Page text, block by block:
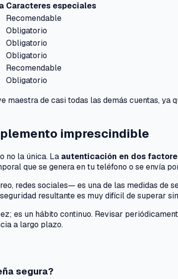
Caracteres especiales
Recomendable
Obligatorio
Obligatorio
Obligatorio
Recomendable
Obligatorio
de casi todas las demás cuentas,
imprescindible
no la única. La autenticación en dos
que se genera en tu teléfono o se envía
redes sociales— es una de las medidas de
resultante es muy difícil de superar
es un hábito continuo. Revisar
a largo plazo.
segura?